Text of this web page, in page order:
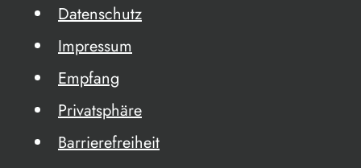
Datenschutz
Impressum
Empfang
Privatsphäre
Barrierefreiheit